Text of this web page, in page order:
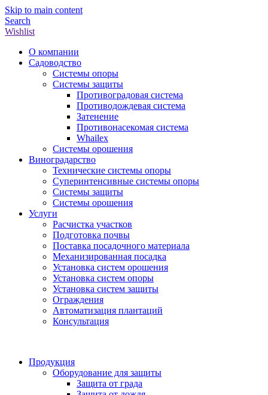
Skip to main content
Search
Wishlist
О компании
Садоводство
Системы опоры
Системы защиты
Противоградовая система
Противодождевая система
Затенение
Противонасекомая система
Whailex
Системы орошения
Виноградарство
Технические системы опоры
Суперинтенсивные системы опоры
Системы защиты
Системы орошения
Услуги
Расчистка участков
Подготовка почвы
Поставка посадочного материала
Механизированная посадка
Установка систем орошения
Установка систем опоры
Установка систем защиты
Ограждения
Автоматизация плантаций
Консультация
Продукция
Оборудование для защиты
Защита от града